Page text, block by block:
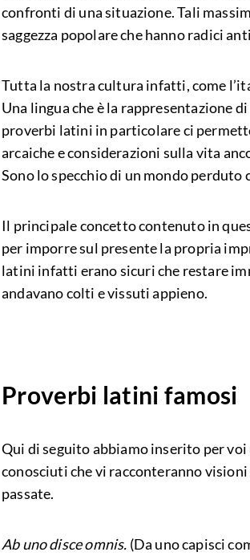
confronti di una situazione. Tali
saggezza popolare che hanno radici
Tutta la nostra cultura infatti, come
Una lingua che è la rappresentazione
proverbi latini in particolare ci
arcaiche e considerazioni sulla vita
Sono lo specchio di un mondo perduto
Il principale concetto contenuto in
per imporre sul presente la propria
latini infatti erano sicuri che restare
andavano colti e vissuti appieno.
Proverbi latini famosi
Qui di seguito abbiamo inserito per
conosciuti che vi racconteranno
passate.
Ab uno disce omnis. (Da uno capisci